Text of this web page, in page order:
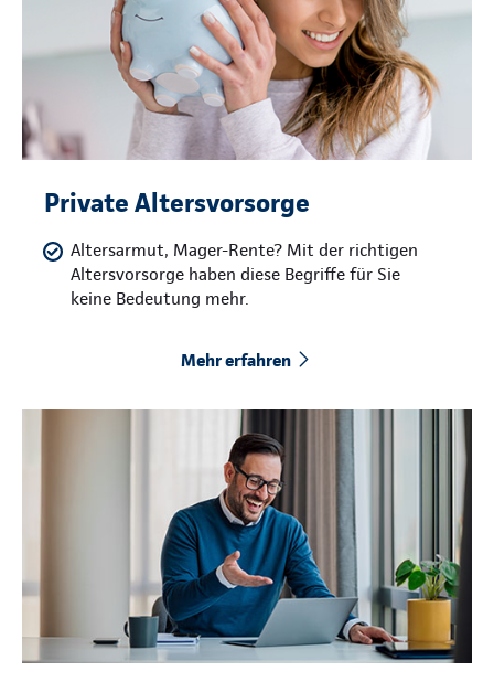
Private Altersvorsorge
Altersarmut, Mager-Rente? Mit der richtigen
Altersvorsorge haben diese Begriffe für Sie
keine Bedeutung mehr.
Mehr erfahren